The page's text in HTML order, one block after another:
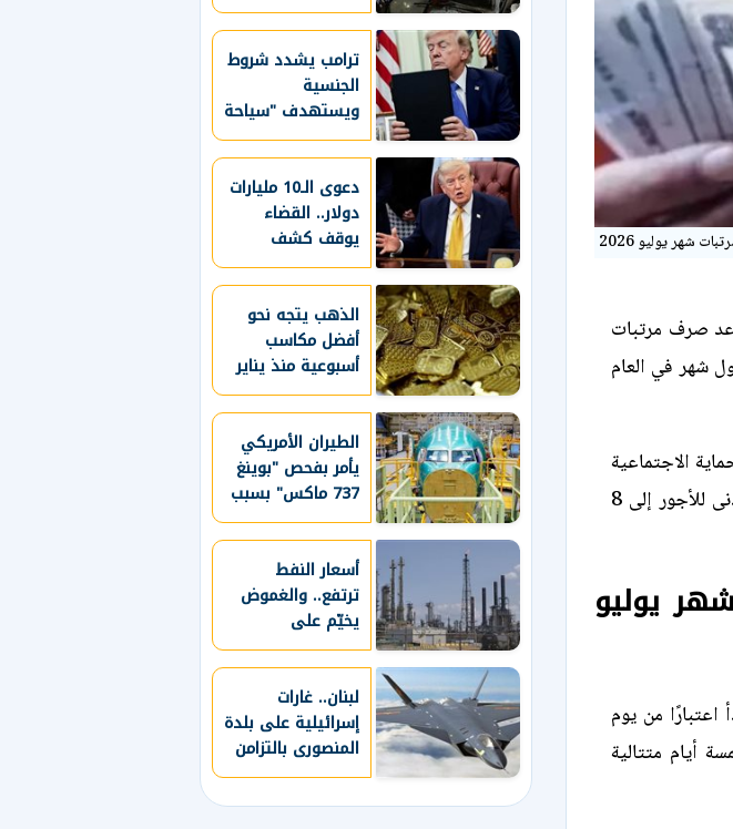
شهر يوليو 2026
صرف مرتبات
أول شهر في العام
الاجتماعية
التي أقرها مجلس الوزراء، وعلى رأسها رفع الحد الأدنى للأجور إلى 8
يوليو
من يوم
خمسة أيام متتالية
ترامب يشدد شروط
الجنسية
ويستهدف "سياحة
الولادة" بقرارات
جديدة
دعوى الـ10 مليارات
دولار.. القضاء
يوقف كشف
سجلات ترامب
المالية
الذهب يتجه نحو
أفضل مكاسب
أسبوعية منذ يناير
الطيران الأمريكي
يأمر بفحص "بوينغ
737 ماكس" بسبب
هيكل الطائرة
أسعار النفط
ترتفع.. والغموض
يخيّم على
مفاوضات مضيق
هرمز
لبنان.. غارات
إسرائيلية على بلدة
المنصورى بالتزامن
مع انتهاء مفاوضات
روما